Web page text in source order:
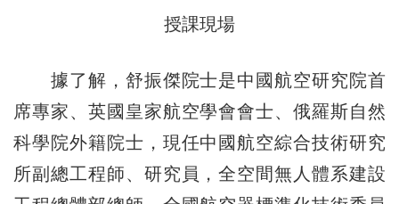
授課現場
據了解，舒振傑院士是中國航空研究院首
席專家、英國皇家航空學會會士、俄羅斯自然
科學院外籍院士，現任中國航空綜合技術研究
所副總工程師、研究員，全空間無人體系建設